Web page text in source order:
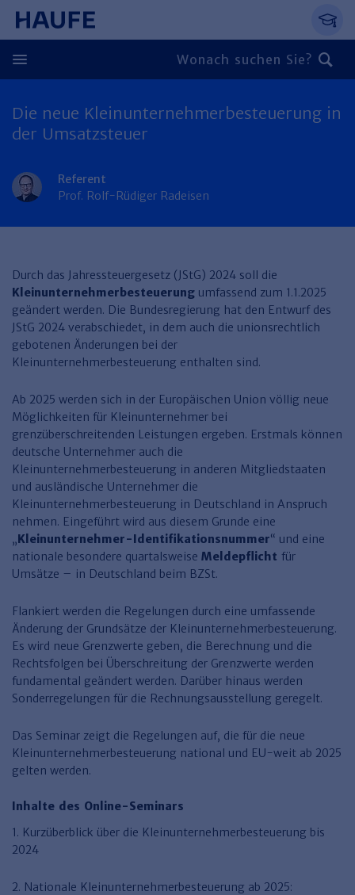
Springe direkt zum Hauptinhalt, zur
Zum Hauptinhalt springen
Zur Navigation springen
Zur Suche springen
Zurück
Personal
Arbeitsrecht
Entgeltabrechnung
Führung
Personalmanagement und
Personalentwicklung und
Talentmanagement
Persönlichkeitsentwicklung
Steuerrecht
Rechnungswesen
Entgeltabrechnung
Software und Tools
Recht & Compliance
Finden Sie Ihr Thema
Familien- und Erbrecht
Rechtsanwaltskanzlei und Gebühren
Verkehrsrecht
Wirtschaftsrecht
Sozialrecht
Compliance
Insolvenzrecht
Immobilien
Finden Sie Ihr Thema
WEG-Verwaltung
Wohnungswirtschaft
Immobilienverwaltung
Zurück
Öffentlicher Dienst
TV-L
TVöD
Kommunale Finanzen
SGB & Sozialwesen
Arbeitsschutz & BGM
Finden Sie Ihr Thema
Arbeitsschutz
Betriebliches
Gesundheitsmanagement
Zurück
Produktpräsentationen
Finden Sie Ihr Thema
Haufe Personal Office
Haufe Zeugnis Manager
Sozialrechtprodukte
Haufe Arbeitsschutz
Haufe Immobilien
Die neue Kleinunternehmerbesteuerung in
der Umsatzsteuer
Referent
Prof. Rolf-Rüdiger Radeisen
Durch das Jahressteuergesetz (JStG) 2024 soll die
Kleinunternehmerbesteuerung umfassend zum 1.1.2025
geändert werden. Die Bundesregierung hat den Entwurf des
JStG 2024 verabschiedet, in dem auch die unionsrechtlich
gebotenen Änderungen bei der
Kleinunternehmerbesteuerung enthalten sind.
Ab 2025 werden sich in der Europäischen Union völlig neue
Möglichkeiten für Kleinunternehmer bei
grenzüberschreitenden Leistungen ergeben. Erstmals können
deutsche Unternehmer auch die
Kleinunternehmerbesteuerung in anderen Mitgliedstaaten
und ausländische Unternehmer die
Kleinunternehmerbesteuerung in Deutschland in Anspruch
nehmen. Eingeführt wird aus diesem Grunde eine
„Kleinunternehmer-Identifikationsnummer“ und eine
nationale besondere quartalsweise Meldepflicht für
Umsätze – in Deutschland beim BZSt.
Flankiert werden die Regelungen durch eine umfassende
Änderung der Grundsätze der Kleinunternehmerbesteuerung.
Es wird neue Grenzwerte geben, die Berechnung und die
Rechtsfolgen bei Überschreitung der Grenzwerte werden
fundamental geändert werden. Darüber hinaus werden
Sonderregelungen für die Rechnungsausstellung geregelt.
Das Seminar zeigt die Regelungen auf, die für die neue
Kleinunternehmerbesteuerung national und EU-weit ab 2025
gelten werden.
Inhalte des Online-Seminars
1. Kurzüberblick über die Kleinunternehmerbesteuerung bis
2024
2. Nationale Kleinunternehmerbesteuerung ab 2025: